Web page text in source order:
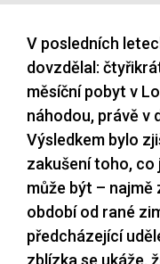
V posledních
dovzdělal:
měsíční pobyt v
náhodou, právě v
Výsledkem bylo
zakušení toho, co
může být – najmě
období od rané
předcházející